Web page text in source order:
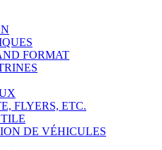
FORMAT
FLYERS, ETC.
DE VÉHICULES